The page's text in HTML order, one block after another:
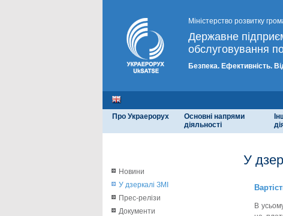
Міністерство розвитку
Державне
обслуговування
Безпека. Ефективність.
Про Украерорух
Основні напрями
діяльності
Новини
У дзеркалі ЗМІ
Прес-релізи
Документи
У
В